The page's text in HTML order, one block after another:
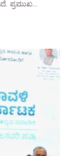
ಪ್ರಮುಖ…